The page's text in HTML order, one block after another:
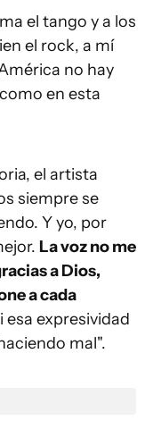
el tango y a los
el rock, a mí
no hay
en esta
el artista
siempre se
Y yo, por
La voz no me
a Dios,
a cada
esa expresividad
mal".